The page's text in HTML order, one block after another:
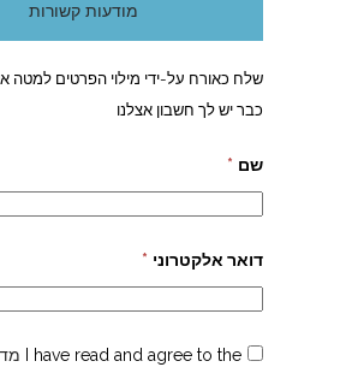
מודעות קשורות
שלח כאורח על-ידי מילוי הפרטים למטה
כבר יש לך חשבון אצלנו
שם *
דואר אלקטרוני *
I have read and agree to the